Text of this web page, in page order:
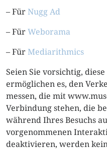
– FürNugg Ad
– FürWeborama
– FürMediarithmics
Seien Sie vorsichtig,
ermöglichen es, den
messen, die mit
Verbindung stehen, die
während Ihres Besuchs
vorgenommenen
deaktivieren, werden